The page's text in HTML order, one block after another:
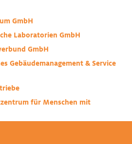
GmbH
Laboratorien GmbH
GmbH
Gebäudemanagement & Service
für Menschen mit